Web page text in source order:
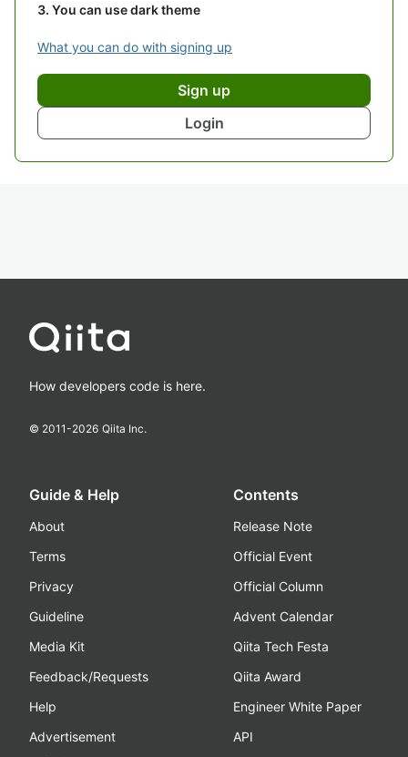
You can use dark theme
What you can do with signing up
Sign up
Login
How developers code is here.
© 2011-2026 Qiita Inc.
Guide & Help
About
Terms
Privacy
Guideline
Media Kit
Feedback/Requests
Help
Advertisement
Contents
Release Note
Official Event
Official Column
Advent Calendar
Qiita Tech Festa
Qiita Award
Engineer White Paper
API